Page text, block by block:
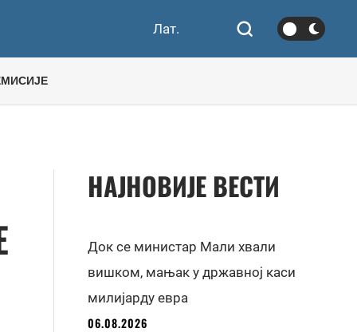
Лат.
НАЈНОВИЈЕ ВЕСТИ
Док се министар Мали хвали
вишком, мањак у државној каси
милијарду евра
06.08.2026